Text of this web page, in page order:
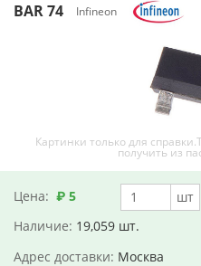
BAR 74 Infineon
Картинки только для
получить из
Цена: ₽ 5 шт
Наличие: 19,059 шт.
Адрес доставки: Москва